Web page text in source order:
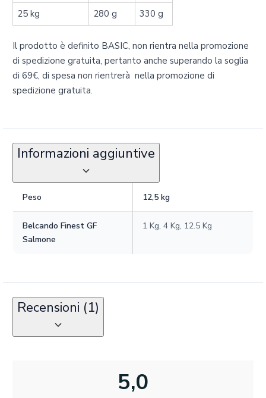
25 kg 280 g 330 g
Il prodotto è definito BASIC, non rientra nella promozione
di spedizione gratuita, pertanto anche superando la soglia
di 69€‚ di spesa non rientrerà nella promozione di
spedizione gratuita.
Informazioni aggiuntive
Peso 12,5 kg
Belcando Finest GF
Salmone
1 Kg, 4 Kg, 12.5 Kg
Recensioni (1)
5,0